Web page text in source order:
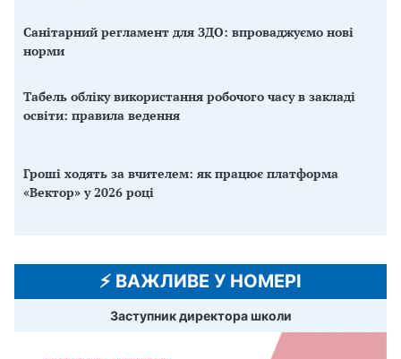
Санітарний регламент для ЗДО: впроваджуємо нові
норми
Табель обліку використання робочого часу в закладі
освіти: правила ведення
Гроші ходять за вчителем: як працює платформа
«Вектор» у 2026 році
⚡️ ВАЖЛИВЕ У НОМЕРІ
Заступник директора школи